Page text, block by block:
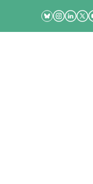
Bluesky
Instagram